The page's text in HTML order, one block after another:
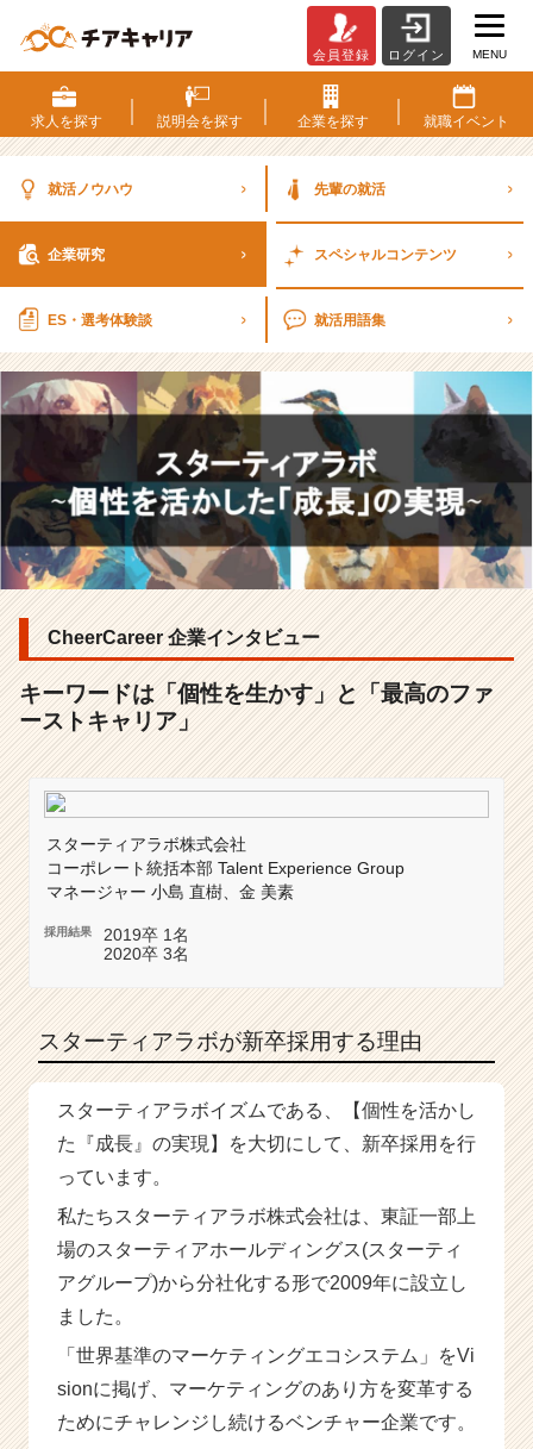
業
研
究】
ア
式
会
｜
キ
ー
ワ
ー
ド
「個
性
を
と
「最
高
の
フ
ト
ャ
リ
|
ベ
ャ
ー・
成
長
か
ら
ス
会員登録 ログイン MENU
求人を探す 説明会を探す 企業を探す 就職イベント
就活ノウハウ 先輩の就活
企業研究 スペシャルコンテンツ
ES・選考体験談 就活用語集
CheerCareer 企業インタビュー
キーワードは「個性を生かす」と「最高のファ
ーストキャリア」
スターティアラボ株式会社
コーポレート統括本部 Talent Experience Group
マネージャー 小島 直樹、金 美素
採用結果
2019卒 1名
2020卒 3名
スターティアラボが新卒採用する理由
スターティアラボイズムである、【個性を活かし
た『成長』の実現】を大切にして、新卒採用を行
っています。
私たちスターティアラボ株式会社は、東証一部上
場のスターティアホールディングス(スターティ
アグループ)から分社化する形で2009年に設立し
ました。
「世界基準のマーケティングエコシステム」をVi
sionに掲げ、マーケティングのあり方を変革する
ためにチャレンジし続けるベンチャー企業です。